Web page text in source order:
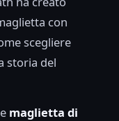
con
scegliere
storia del
maglietta di